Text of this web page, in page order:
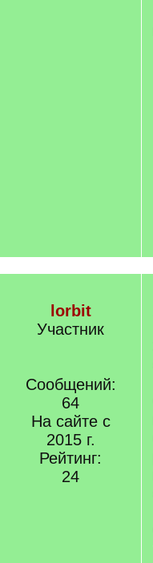
lorbit
Участник
Сообщений:
64
На сайте с
2015 г.
Рейтинг:
24